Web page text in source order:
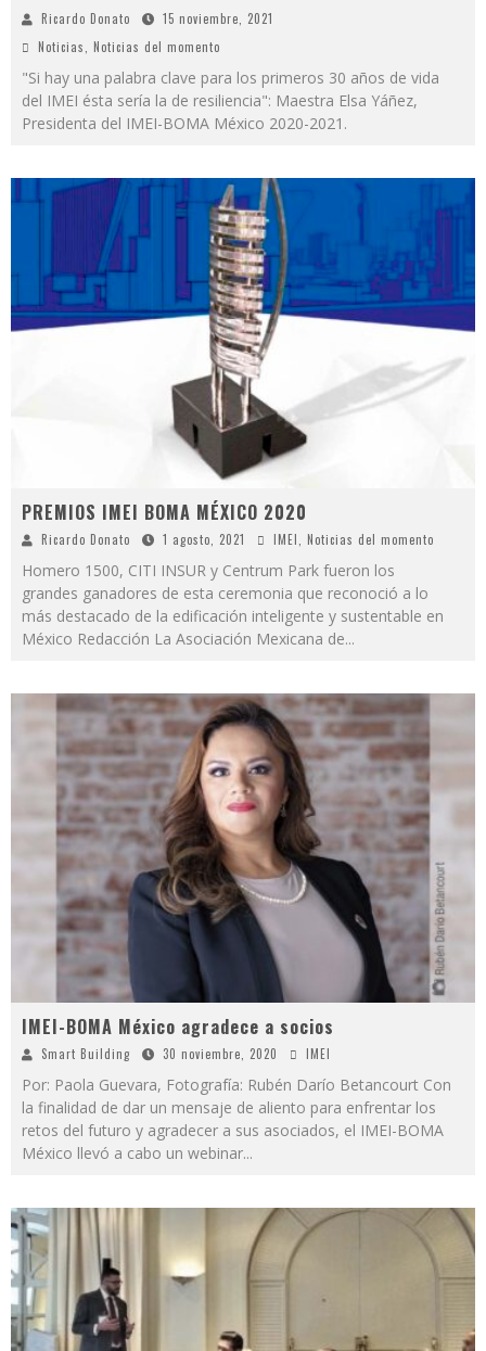
Ricardo Donato
15 noviembre, 2021
Noticias, Noticias del momento
"Si hay una palabra clave para los primeros 30 años de vida
del IMEI ésta sería la de resiliencia": Maestra Elsa Yáñez,
Presidenta del IMEI-BOMA México 2020-2021.
PREMIOS IMEI BOMA MÉXICO 2020
Ricardo Donato 1 agosto, 2021 IMEI Noticias del momento
Homero 1500, CITI INSUR y Centrum Park fueron los
grandes ganadores de esta ceremonia que reconoció a lo
más destacado de la edificación inteligente y sustentable en
México Redacción La Asociación Mexicana de...
IMEI-BOMA México agradece a socios
Smart Building 30 noviembre, 2020 IMEI
Por: Paola Guevara, Fotografía: Rubén Darío Betancourt Con
la finalidad de dar un mensaje de aliento para enfrentar los
retos del futuro y agradecer a sus asociados, el IMEI-BOMA
México llevó a cabo un webinar...